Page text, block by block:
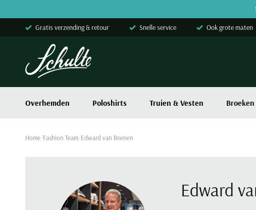
Gratis verzending & retour Snelle service Ook grote maten
Overhemden Poloshirts Truien & Vesten Broeken
Home Fashion Team Edward van Reenen
Edward